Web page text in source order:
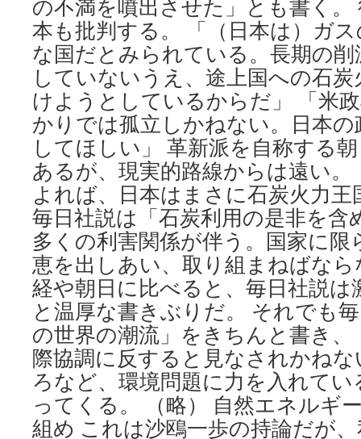
の不満を噴出させた」とも書く。
本も批判する。 「（日本は）ガ
な国だとみられている。長期の
していないうえ、途上国への石
けようとしているからだ」 「米
かりでは孤立しかねない。日本
してほしい」 革新派を自称する
あるが、現実的路線からは遠い。
よれば、日本はまさに石炭火力
毎日社説は「石炭利用の是非を含
多くの利害関係が伴う。国家に
恵を出しあい、取り組まねばな
経や朝日に比べると、毎日社説
と温厚な書きぶりだ。 それでも
の世界の潮流」をきちんと書き
際協調に反すると見なされかね
ろなど、環境問題に力を入れて
ってくる。 （略） 自然エネルギ
組め これは沙鴎一歩の持論だが